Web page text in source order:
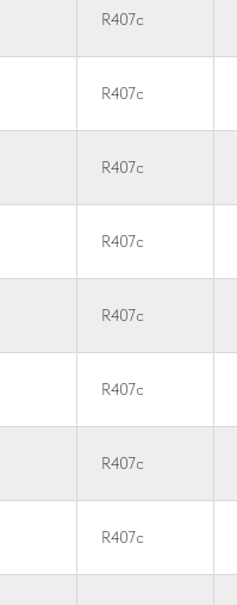
R407c
R407c
R407c
R407c
R407c
R407c
R407c
R407c